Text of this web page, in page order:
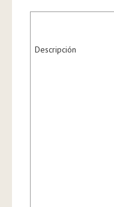
Descripción